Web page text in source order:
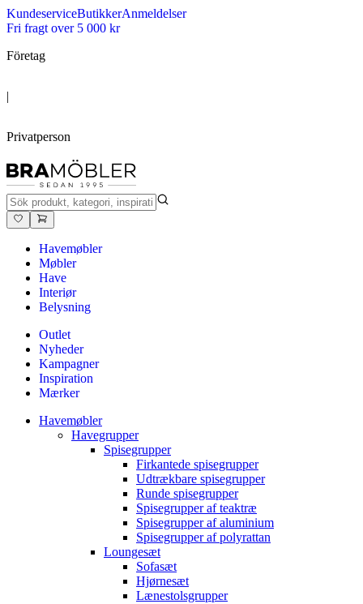
KundeserviceButikkerAnmeldelser
Fri fragt over 5 000 kr
Företag
|
Privatperson
Havemøbler
Møbler
Have
Interiør
Belysning
Outlet
Nyheder
Kampagner
Inspiration
Mærker
Havemøbler
Havegrupper
Spisegrupper
Firkantede spisegrupper
Udtrækbare spisegrupper
Runde spisegrupper
Spisegrupper af teaktræ
Spisegrupper af aluminium
Spisegrupper af polyrattan
Loungesæt
Sofasæt
Hjørnesæt
Lænestolsgrupper